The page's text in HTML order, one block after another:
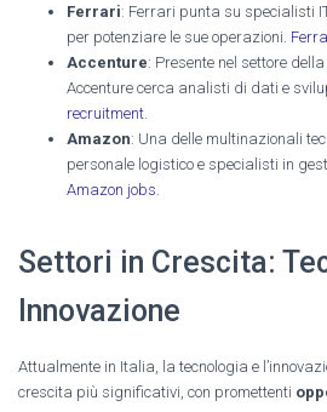
Ferrari: Ferrari punta su specialisti
per potenziare le sue operazioni.
Accenture: Presente nel settore
Accenture cerca analisti di dati e
recruitment
Amazon: Una delle multinazionali
personale logistico e specialisti in
Amazon jobs
Settori in Crescita:
Innovazione
Attualmente in Italia, la tecnologia e
crescita più significativi, con promettenti